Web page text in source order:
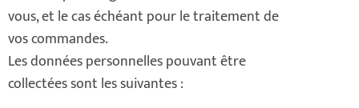
vous, et le cas échéant pour le traitement de
vos commandes.
Les données personnelles pouvant être
collectées sont les suivantes :